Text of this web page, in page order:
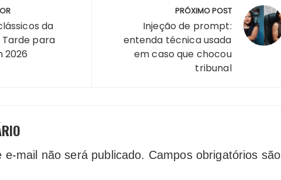
da
Tarde para
2026
PRÓXIMO POST
Injeção de prompt:
entenda técnica usada
em caso que chocou
tribunal
e-mail não será publicado. Campos obrigatórios são